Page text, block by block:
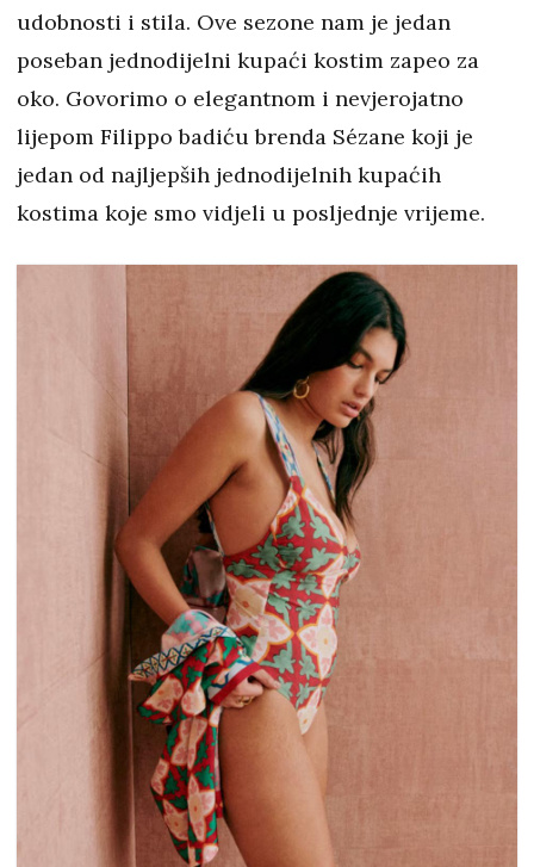
udobnosti i stila. Ove sezone nam je jedan
poseban jednodijelni kupaći kostim zapeo za
oko. Govorimo o elegantnom i nevjerojatno
lijepom Filippo badiću brenda Sézane koji je
jedan od najljepših jednodijelnih kupaćih
kostima koje smo vidjeli u posljednje vrijeme.